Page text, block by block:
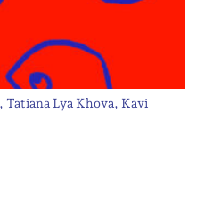
Tatiana Lya Khova Kavi